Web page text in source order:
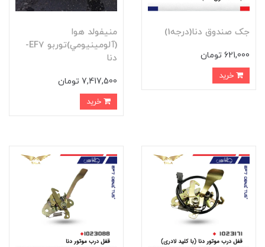
جک صندوق دنا(درجه1)
621,000 تومان
منيفولد هوا
(آلومينيومي)توربو EF7-
دنا
7,417,500 تومان